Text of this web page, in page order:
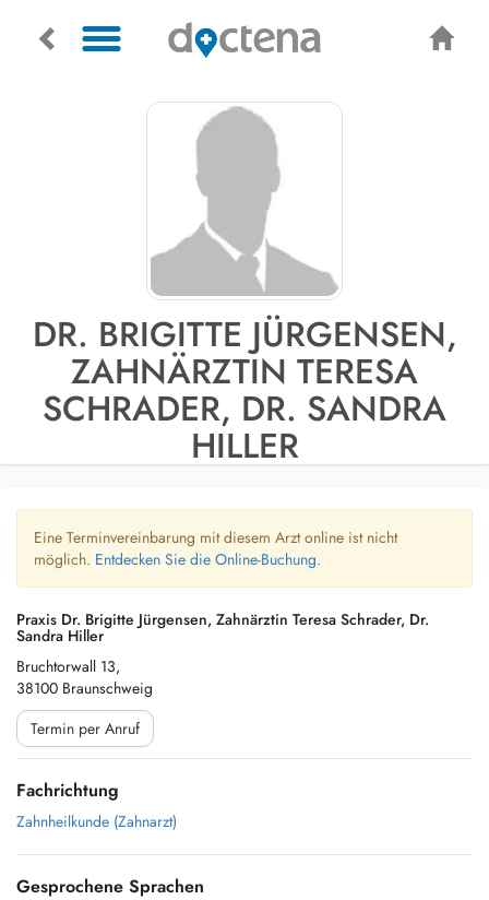
DR. BRIGITTE JÜRGENSEN,
ZAHNÄRZTIN TERESA
SCHRADER, DR. SANDRA
HILLER
Eine Terminvereinbarung mit diesem Arzt online ist nicht
möglich. Entdecken Sie die Online-Buchung.
Praxis Dr. Brigitte Jürgensen, Zahnärztin Teresa Schrader, Dr.
Sandra Hiller
Bruchtorwall 13,
38100 Braunschweig
Termin per Anruf
Fachrichtung
Zahnheilkunde (Zahnarzt)
Gesprochene Sprachen